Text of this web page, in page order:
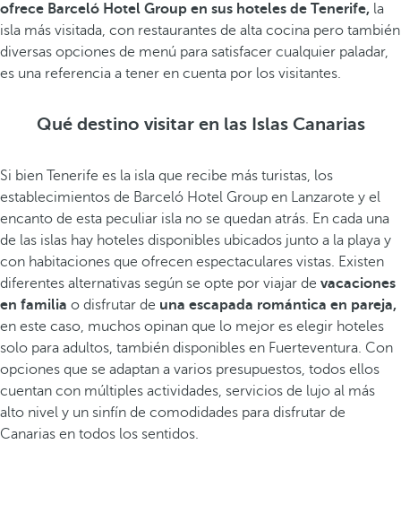
ofrece Barceló Hotel Group en sus hoteles de Tenerife, la
isla más visitada, con restaurantes de alta cocina pero también
diversas opciones de menú para satisfacer cualquier paladar,
es una referencia a tener en cuenta por los visitantes.
Qué destino visitar en las Islas Canarias
Si bien Tenerife es la isla que recibe más turistas, los
establecimientos de Barceló Hotel Group en Lanzarote y el
encanto de esta peculiar isla no se quedan atrás. En cada una
de las islas hay hoteles disponibles ubicados junto a la playa y
con habitaciones que ofrecen espectaculares vistas. Existen
diferentes alternativas según se opte por viajar de vacaciones
en familia o disfrutar de una escapada romántica en pareja,
en este caso, muchos opinan que lo mejor es elegir hoteles
solo para adultos, también disponibles en Fuerteventura. Con
opciones que se adaptan a varios presupuestos, todos ellos
cuentan con múltiples actividades, servicios de lujo al más
alto nivel y un sinfín de comodidades para disfrutar de
Canarias en todos los sentidos.